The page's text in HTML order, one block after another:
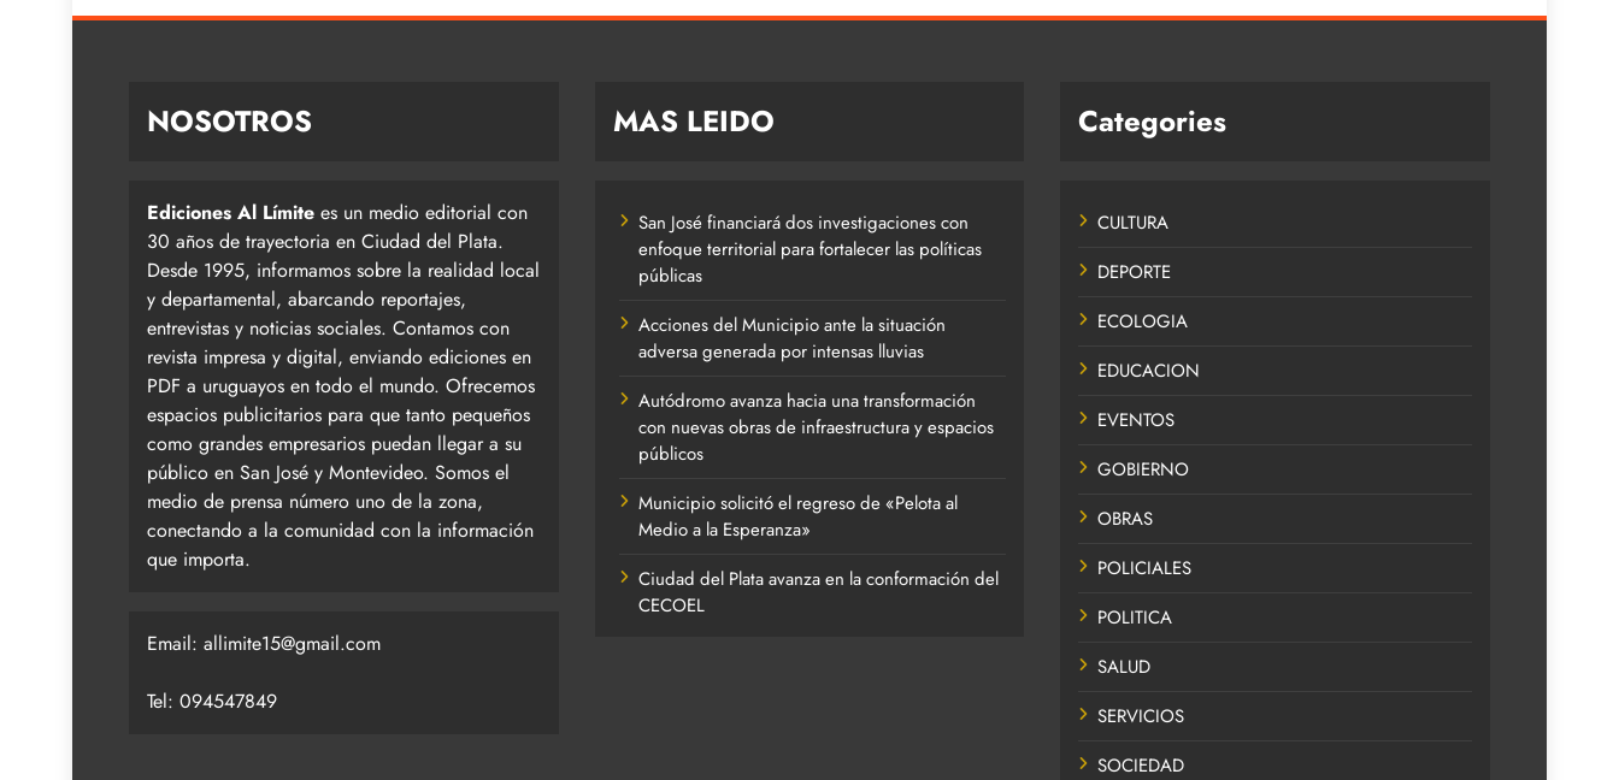
NOSOTROS
Ediciones Al Límite es un medio editorial con
30 años de trayectoria en Ciudad del Plata.
Desde 1995, informamos sobre la realidad local
y departamental, abarcando reportajes,
entrevistas y noticias sociales. Contamos con
revista impresa y digital, enviando ediciones en
PDF a uruguayos en todo el mundo. Ofrecemos
espacios publicitarios para que tanto pequeños
como grandes empresarios puedan llegar a su
público en San José y Montevideo. Somos el
medio de prensa número uno de la zona,
conectando a la comunidad con la información
que importa.
Email: allimite15@gmail.com
Tel: 094547849
MAS LEIDO
San José financiará dos investigaciones con
enfoque territorial para fortalecer las políticas
públicas
Acciones del Municipio ante la situación
adversa generada por intensas lluvias
Autódromo avanza hacia una transformación
con nuevas obras de infraestructura y espacios
públicos
Municipio solicitó el regreso de «Pelota al
Medio a la Esperanza»
Ciudad del Plata avanza en la conformación del
CECOEL
Categories
CULTURA
DEPORTE
ECOLOGIA
EDUCACION
EVENTOS
GOBIERNO
OBRAS
POLICIALES
POLITICA
SALUD
SERVICIOS
SOCIEDAD